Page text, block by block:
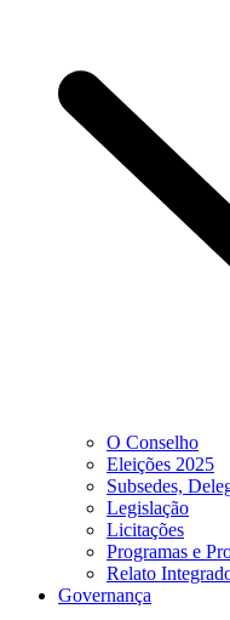
O Conselho
Eleições 2025
Subsedes,
Legislação
Licitações
Programas e
Relato
Governança